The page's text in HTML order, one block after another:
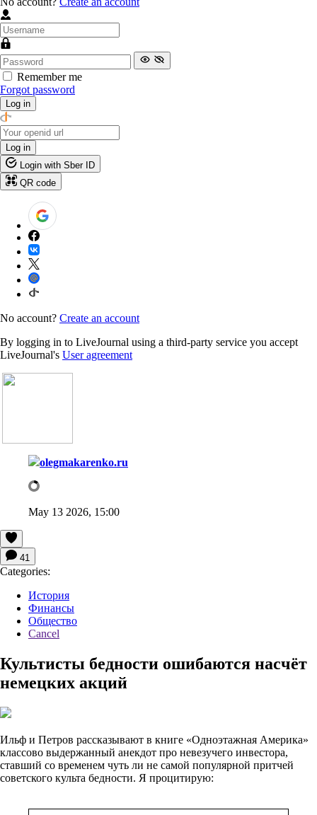
Remember me
Forgot password
Log in
Log in
Login with Sber ID
QR code
No account? Create an account
By logging in to LiveJournal using a third-party service you accept
LiveJournal's User agreement
olegmakarenko.ru
May 13 2026, 15:00
41
Categories:
История
Финансы
Общество
Cancel
Культисты бедности ошибаются насчёт
немецких акций
Ильф и Петров рассказывают в книге «Одноэтажная Америка»
классово выдержанный анекдот про невезучего инвестора,
ставший со временем чуть ли не самой популярной притчей
советского культа бедности. Я процитирую: